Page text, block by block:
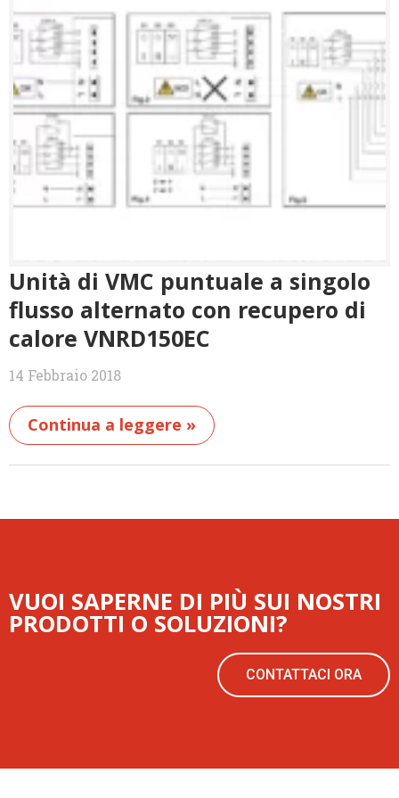
Unità di VMC puntuale a singolo
flusso alternato con recupero di
calore VNRD150EC
14 Febbraio 2018
Continua a leggere »
VUOI SAPERNE DI PIÙ SUI NOSTRI
PRODOTTI O SOLUZIONI?
CONTATTACI ORA